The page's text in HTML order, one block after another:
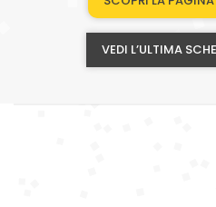
VEDI L’ULTIMA